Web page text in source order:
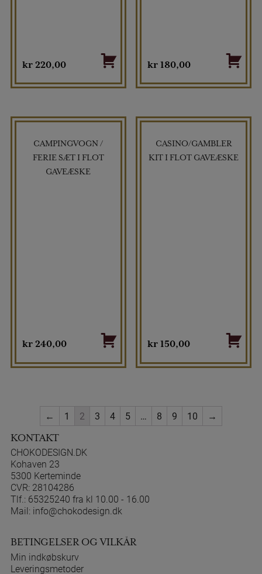
kr220,00 kr 180,00
CAMPINGVOGN /
FERIE SÆT I FLOT
GAVEÆSKE
kr240,00
CASINO/GAMBLER
KIT I FLOT GAVEÆSKE
kr 150,00
← 1 2 3 4 5 … 8 9 10 →
KONTAKT
CHOKODESIGN.DK
Kohaven 23
5300 Kerteminde
CVR: 28104286
Tlf.: 65325240 fra kl 10.00 - 16.00
Mail: info@chokodesign.dk
BETINGELSER OG VILKÅR
Min indkøbskurv
Leveringsmetoder